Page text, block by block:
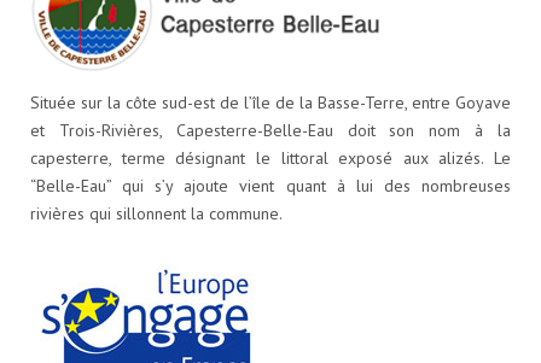
Située sur la côte sud-est de l’île de la Basse-Terre, entre Goyave
et Trois-Rivières, Capesterre-Belle-Eau doit son nom à la
capesterre, terme désignant le littoral exposé aux alizés. Le
“Belle-Eau” qui s’y ajoute vient quant à lui des nombreuses
rivières qui sillonnent la commune.